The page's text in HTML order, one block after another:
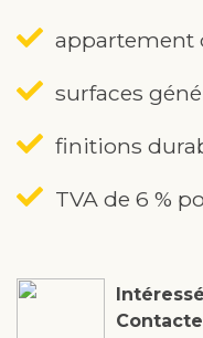
appartement
surfaces
finitions
TVA de 6 %